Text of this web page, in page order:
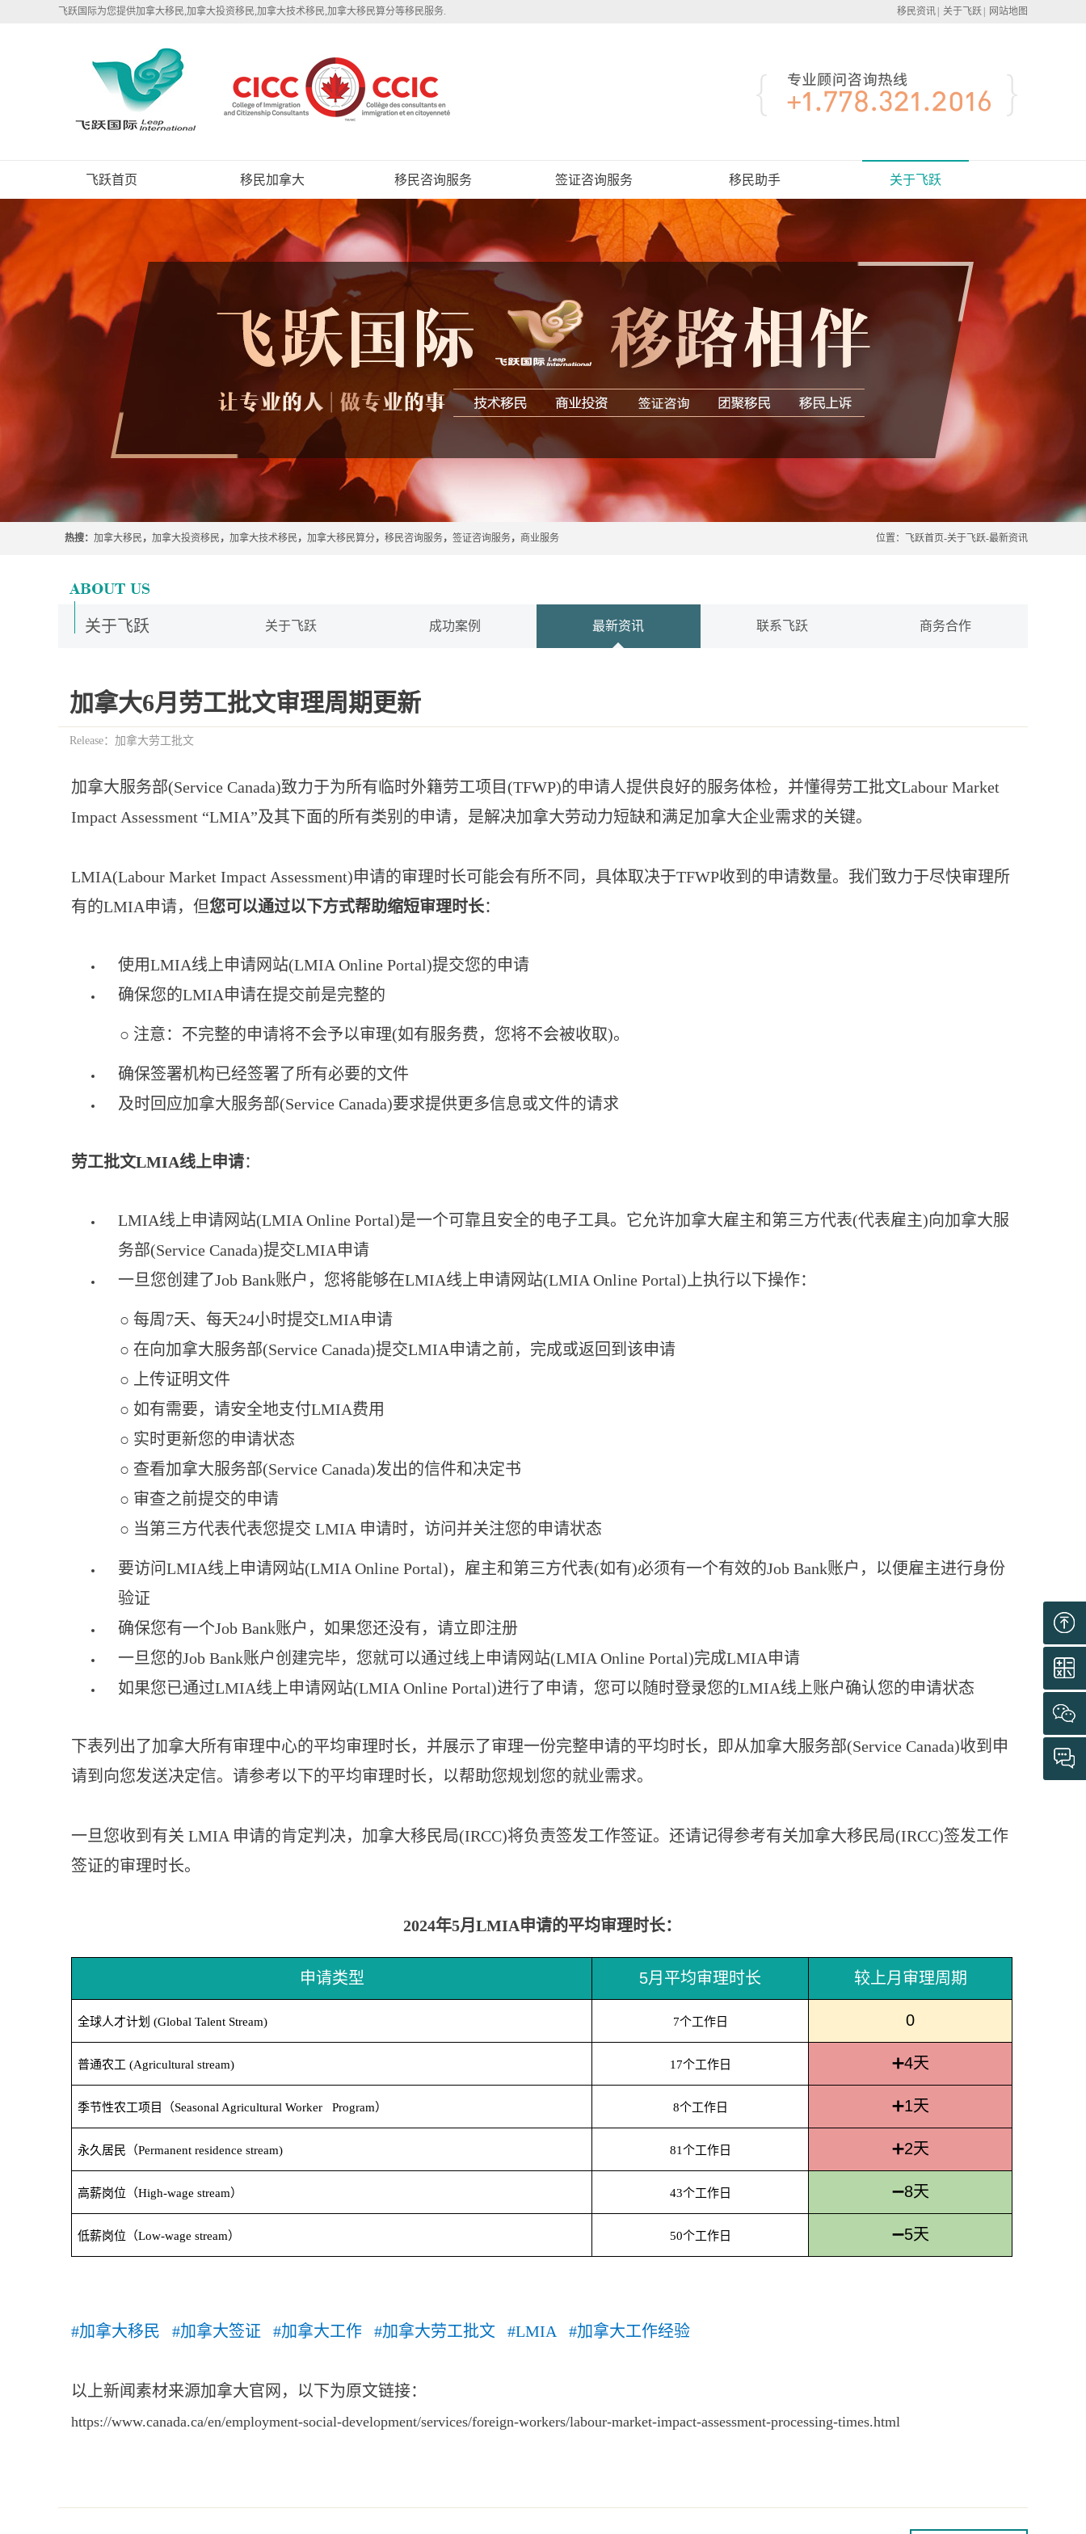
飞跃国际为您提供加拿大移民,加拿大投资移民,加拿大技术移民,加拿大移民算分等移民服务. 移民资讯 关于飞跃 网站地图
飞跃首页 移民加拿大 移民咨询服务 签证咨询服务 移民助手 关于飞跃
热搜： 加拿大移民 ， 加拿大投资移民 ， 加拿大技术移民 ， 加拿大移民算分， 移民咨询服务， 签证咨询服务， 商业服务 位置： 飞跃首页-关于飞跃-最新资讯
关于飞跃 关于飞跃 成功案例 最新资讯 联系飞跃 商务合作
加拿大6月劳工批文审理周期更新
Release：加拿大劳工批文
加拿大服务部(Service Canada)致力于为所有临时外籍劳工项目(TFWP)的申请人提供良好的服务体检，并懂得劳工批文Labour Market
Impact Assessment “LMIA”及其下面的所有类别的申请，是解决加拿大劳动力短缺和满足加拿大企业需求的关键。
LMIA(Labour Market Impact Assessment)申请的审理时长可能会有所不同，具体取决于TFWP收到的申请数量。我们致力于尽快审理所
有的LMIA申请，但您可以通过以下方式帮助缩短审理时长：
使用LMIA线上申请网站(LMIA Online Portal)提交您的申请
确保您的LMIA申请在提交前是完整的
○ 注意：不完整的申请将不会予以审理(如有服务费，您将不会被收取)。
确保签署机构已经签署了所有必要的文件
及时回应加拿大服务部(Service Canada)要求提供更多信息或文件的请求
劳工批文LMIA线上申请：
LMIA线上申请网站(LMIA Online Portal)是一个可靠且安全的电子工具。它允许加拿大雇主和第三方代表(代表雇主)向加拿大服
务部(Service Canada)提交LMIA申请
一旦您创建了Job Bank账户，您将能够在LMIA线上申请网站(LMIA Online Portal)上执行以下操作：
○ 每周7天、每天24小时提交LMIA申请
○ 在向加拿大服务部(Service Canada)提交LMIA申请之前，完成或返回到该申请
○ 上传证明文件
○ 如有需要，请安全地支付LMIA费用
○ 实时更新您的申请状态
○ 查看加拿大服务部(Service Canada)发出的信件和决定书
○ 审查之前提交的申请
○ 当第三方代表代表您提交 LMIA 申请时，访问并关注您的申请状态
要访问LMIA线上申请网站(LMIA Online Portal)，雇主和第三方代表(如有)必须有一个有效的Job Bank账户，以便雇主进行身份
验证
确保您有一个Job Bank账户，如果您还没有，请立即注册
一旦您的Job Bank账户创建完毕，您就可以通过线上申请网站(LMIA Online Portal)完成LMIA申请
如果您已通过LMIA线上申请网站(LMIA Online Portal)进行了申请，您可以随时登录您的LMIA线上账户确认您的申请状态
下表列出了加拿大所有审理中心的平均审理时长，并展示了审理一份完整申请的平均时长，即从加拿大服务部(Service Canada)收到申
请到向您发送决定信。请参考以下的平均审理时长，以帮助您规划您的就业需求。
一旦您收到有关 LMIA 申请的肯定判决，加拿大移民局(IRCC)将负责签发工作签证。还请记得参考有关加拿大移民局(IRCC)签发工作
签证的审理时长。
2024年5月LMIA申请的平均审理时长：
申请类型 5月平均审理时长 较上月审理周期
全球人才计划 (Global Talent Stream) 7个工作日 0
普通农工 (Agricultural stream) 17个工作日 ➕4天
季节性农工项目（Seasonal Agricultural Worker Program） 8个工作日 ➕1天
永久居民（Permanent residence stream) 81个工作日 ➕2天
高薪岗位（High-wage stream） 43个工作日 ➖8天
低薪岗位（Low-wage stream） 50个工作日 ➖5天
#加拿大移民 #加拿大签证 #加拿大工作 #加拿大劳工批文 #LMIA #加拿大工作经验
以上新闻素材来源加拿大官网，以下为原文链接：
https://www.canada.ca/en/employment-social-development/services/foreign-workers/labour-market-impact-assessment-processing-times.html